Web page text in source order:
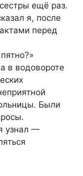
ещё раз.
я, после
перед
в водовороте
Были
узнал —